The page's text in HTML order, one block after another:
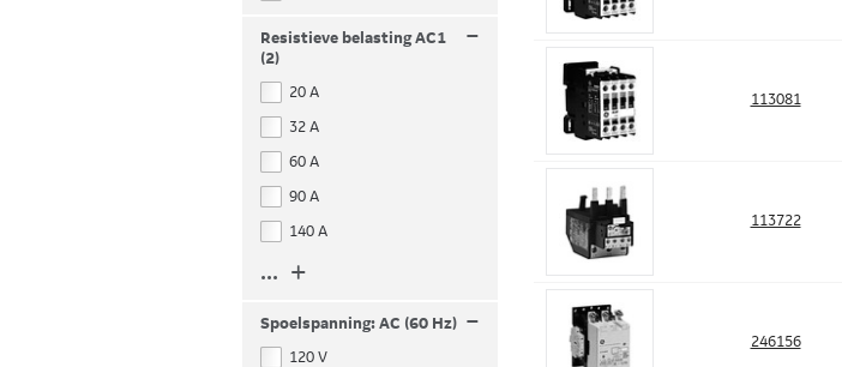
113081
113722
246156
Resistieve belasting AC1
(2)
–
20 A
32 A
60 A
90 A
140 A
... +
Spoelspanning: AC (60 Hz) –
120 V